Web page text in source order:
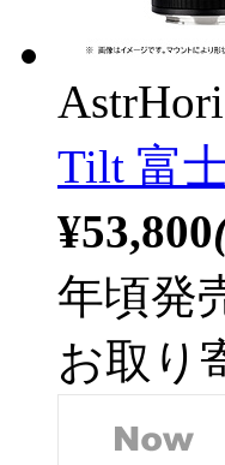
AstrHori
Tilt 富
¥53,800
年頃発
お取り